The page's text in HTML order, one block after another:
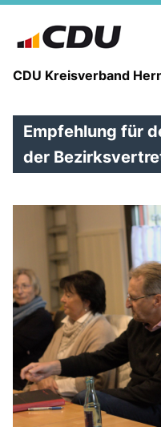
CDU Kreisverband
Empfehlung für
der